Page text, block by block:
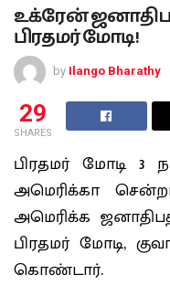
உக்ரேன்
பிரதமர் மோடி!
by Ilango Bharathy
29
SHARES
பிரதமர் மோடி
அமெரிக்கா
அமெரிக்க
பிரதமர் மோடி,
கொண்டார்.